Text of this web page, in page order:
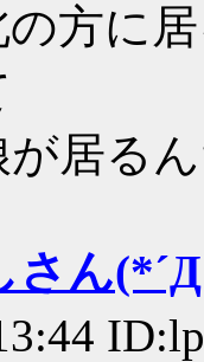
方に
居る
さん